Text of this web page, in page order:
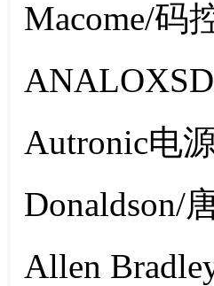
Macome/码
Autronic电
Donaldson/
Allen